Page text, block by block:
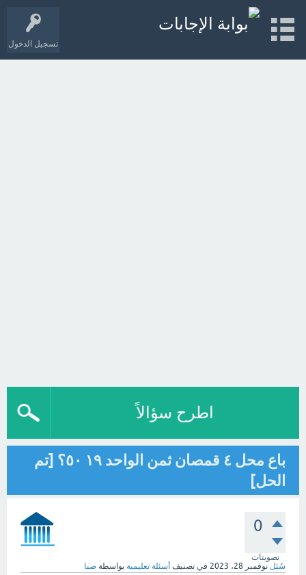
تسجيل الدخول
اطرح سؤالاً
باع محل ٤ قمصان ثمن الواحد ١٩ ٥٠؟ [تم
الحل]
0
تصويتات
سُئل نوفمبر 28، 2023 في تصنيف أسئلة تعليمية بواسطة صبا